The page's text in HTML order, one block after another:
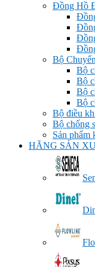
Đồng Hồ
Bộ
Bộ
Bộ
Bộ
Bộ
Bộ điều
Bộ chống
Sản phẩm
HÃNG SẢN